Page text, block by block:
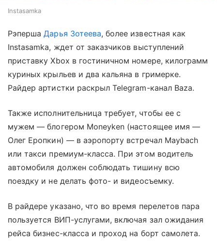
Instasamka
РэпершаДарья Зотеева, более известная как
Instasamka, ждет от заказчиков выступлений
приставку Xbox в гостиничном номере, килограмм
куриных крыльев и два кальяна в гримерке.
Райдер артистки раскрыл Telegram-канал Baza.
Также исполнительница требует, чтобы ее с
мужем — блогером Moneyken (настоящее имя —
Олег Еропкин) — в аэропорту встречал Maybach
или такси премиум-класса. При этом водитель
автомобиля должен соблюдать тишину всю
поездку и не делать фото- и видеосъемку.
В райдере указано, что во время перелетов пара
пользуется ВИП-услугами, включая зал ожидания
рейса бизнес-класса и проход на борт самолета.